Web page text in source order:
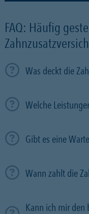
FAQ: Häufig
Was deckt die
Welche
Gibt es eine
Wann zahlt die
Kann ich mir den